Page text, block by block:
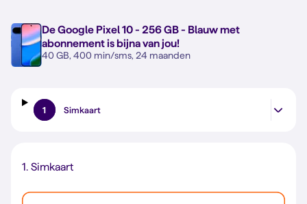
DeGoogle Pixel 10 - 256 GB - Blauwmet
abonnement is bijna van jou!
40 GB, 400 min/sms, 24 maanden
1 Simkaart
1. Simkaart